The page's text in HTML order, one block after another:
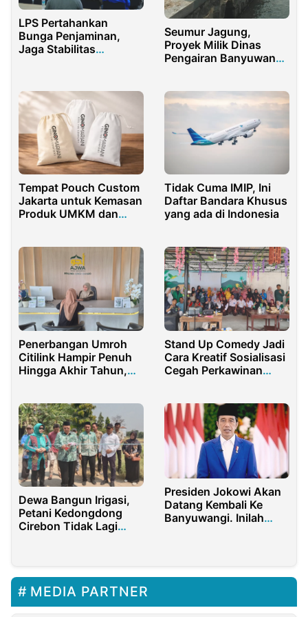
LPS Pertahankan
Bunga Penjaminan,
Jaga Stabilitas
Seumur Jagung,
Proyek Milik Dinas
Pengairan Banyuwangi
Tempat Pouch Custom
Jakarta untuk Kemasan
Produk UMKM dan
Tidak Cuma IMIP, Ini
Daftar Bandara Khusus
yang ada di Indonesia
Penerbangan Umroh
Citilink Hampir Penuh
Hingga Akhir Tahun,
Stand Up Comedy Jadi
Cara Kreatif Sosialisasi
Cegah Perkawinan
Dewa Bangun Irigasi,
Petani Kedongdong
Cirebon Tidak Lagi
Presiden Jokowi Akan
Datang Kembali Ke
Banyuwangi. Inilah
MEDIA PARTNER